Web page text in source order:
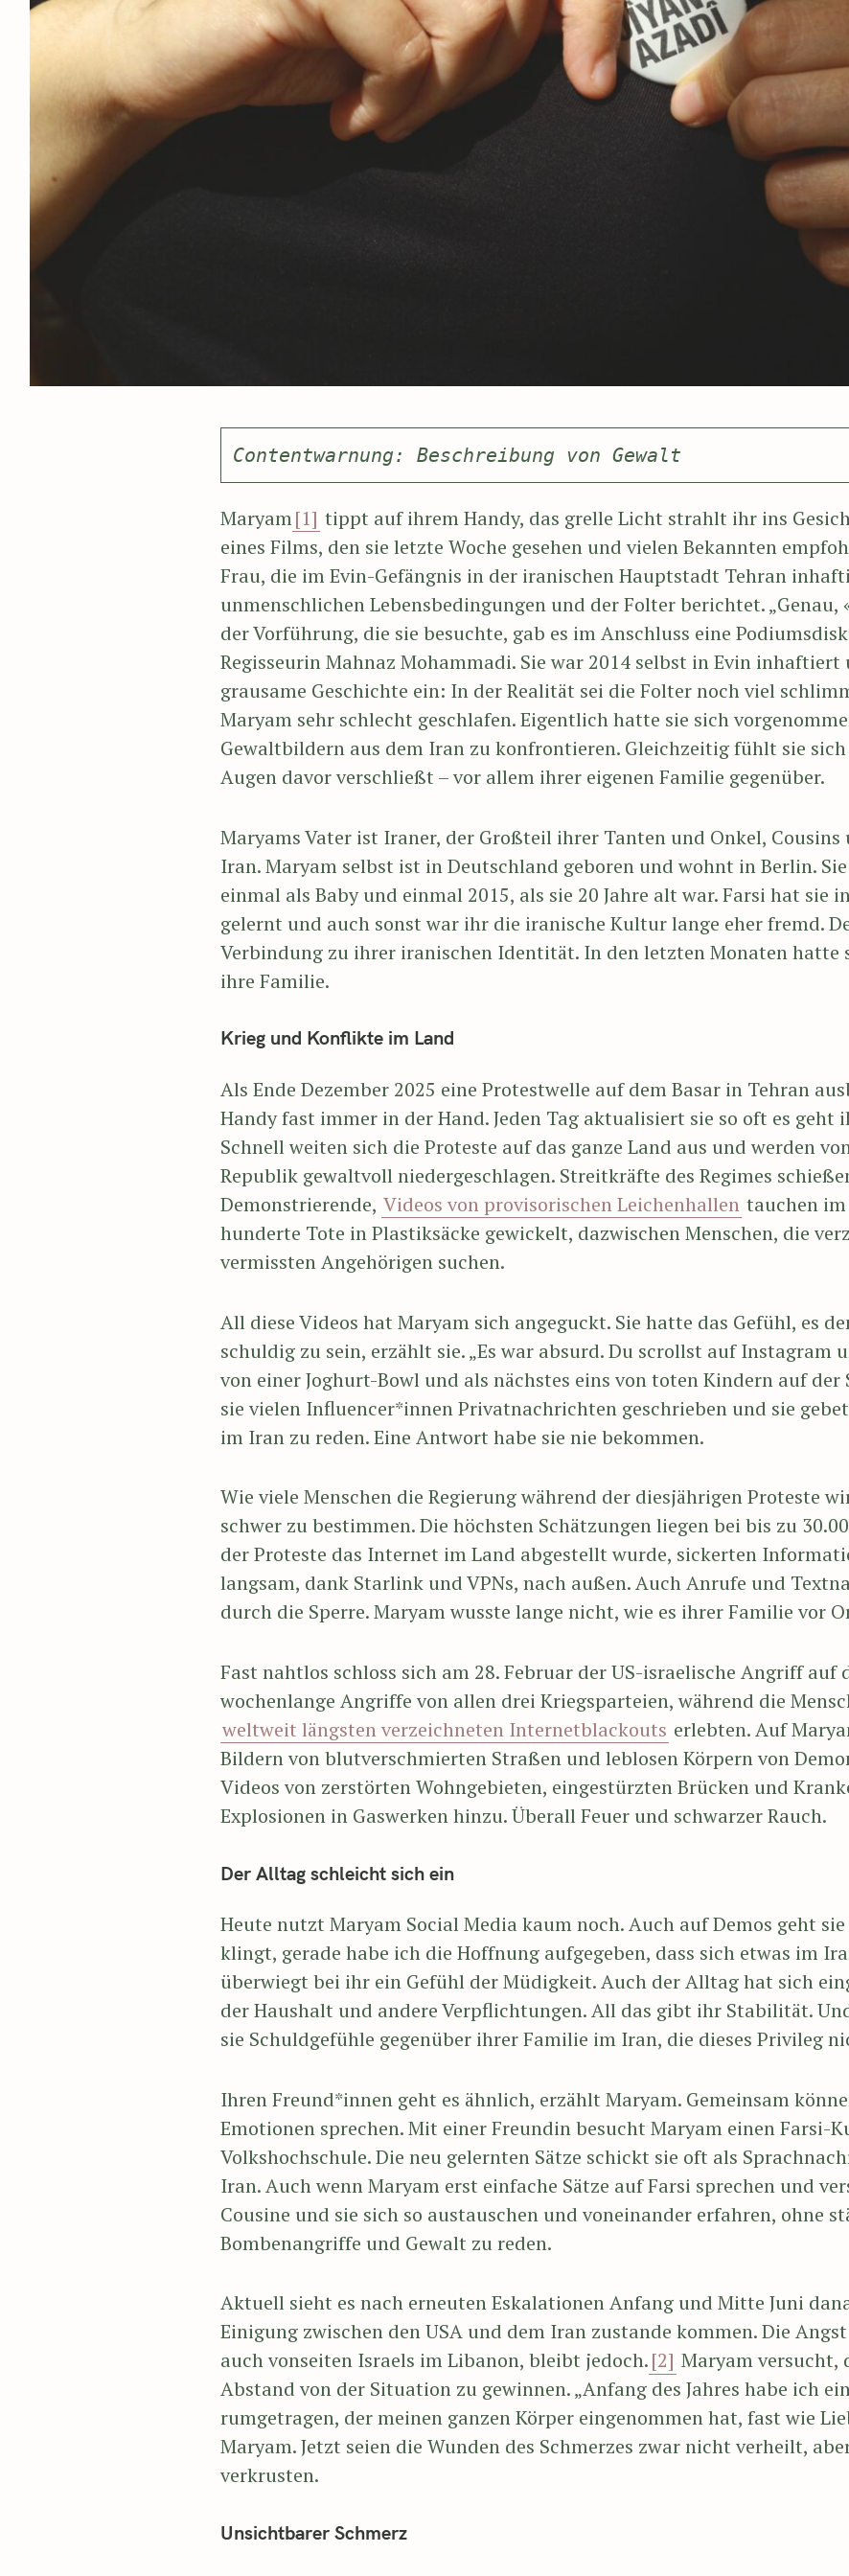
Contentwarnung: Beschreibung von Gewalt
Maryam[1] tippt auf ihrem Handy, das grelle Licht strahlt ihr ins
eines Films, den sie letzte Woche gesehen und vielen Bekannten
Frau, die im Evin-Gefängnis in der iranischen Hauptstadt Tehran
unmenschlichen Lebensbedingungen und der Folter berichtet. „Genau,
der Vorführung, die sie besuchte, gab es im Anschluss eine
Regisseurin Mahnaz Mohammadi. Sie war 2014 selbst in Evin inhaftiert
grausame Geschichte ein: In der Realität sei die Folter noch viel
Maryam sehr schlecht geschlafen. Eigentlich hatte sie sich
Gewaltbildern aus dem Iran zu konfrontieren. Gleichzeitig fühlt sie
Augen davor verschließt – vor allem ihrer eigenen Familie gegenüber.
Maryams Vater ist Iraner, der Großteil ihrer Tanten und Onkel,
Iran. Maryam selbst ist in Deutschland geboren und wohnt in Berlin.
einmal als Baby und einmal 2015, als sie 20 Jahre alt war. Farsi hat sie
gelernt und auch sonst war ihr die iranische Kultur lange eher fremd.
Verbindung zu ihrer iranischen Identität. In den letzten Monaten hatte
ihre Familie.
Krieg und Konflikte im Land
Als Ende Dezember 2025 eine Protestwelle auf dem Basar in Tehran
Handy fast immer in der Hand. Jeden Tag aktualisiert sie so oft es
Schnell weiten sich die Proteste auf das ganze Land aus und werden
Republik gewaltvoll niedergeschlagen. Streitkräfte des Regimes
Demonstrierende, Videos von provisorischen Leichenhallen tauchen im
hunderte Tote in Plastiksäcke gewickelt, dazwischen Menschen, die
vermissten Angehörigen suchen.
All diese Videos hat Maryam sich angeguckt. Sie hatte das Gefühl, es
schuldig zu sein, erzählt sie. „Es war absurd. Du scrollst auf Instagram
von einer Joghurt-Bowl und als nächstes eins von toten Kindern auf der
sie vielen Influencer*innen Privatnachrichten geschrieben und sie
im Iran zu reden. Eine Antwort habe sie nie bekommen.
Wie viele Menschen die Regierung während der diesjährigen Proteste
schwer zu bestimmen. Die höchsten Schätzungen liegen bei bis zu
der Proteste das Internet im Land abgestellt wurde, sickerten
langsam, dank Starlink und VPNs, nach außen. Auch Anrufe und
durch die Sperre. Maryam wusste lange nicht, wie es ihrer Familie vor
Fast nahtlos schloss sich am 28. Februar der US-israelische Angriff auf
wochenlange Angriffe von allen drei Kriegsparteien, während die
weltweit längsten verzeichneten Internetblackouts erlebten. Auf
Bildern von blutverschmierten Straßen und leblosen Körpern von
Videos von zerstörten Wohngebieten, eingestürzten Brücken und
Explosionen in Gaswerken hinzu. Überall Feuer und schwarzer Rauch.
Der Alltag schleicht sich ein
Heute nutzt Maryam Social Media kaum noch. Auch auf Demos geht
klingt, gerade habe ich die Hoffnung aufgegeben, dass sich etwas im
überwiegt bei ihr ein Gefühl der Müdigkeit. Auch der Alltag hat sich
der Haushalt und andere Verpflichtungen. All das gibt ihr Stabilität.
sie Schuldgefühle gegenüber ihrer Familie im Iran, die dieses Privileg
Ihren Freund*innen geht es ähnlich, erzählt Maryam. Gemeinsam
Emotionen sprechen. Mit einer Freundin besucht Maryam einen Farsi-
Volkshochschule. Die neu gelernten Sätze schickt sie oft als
Iran. Auch wenn Maryam erst einfache Sätze auf Farsi sprechen und
Cousine und sie sich so austauschen und voneinander erfahren, ohne
Bombenangriffe und Gewalt zu reden.
Aktuell sieht es nach erneuten Eskalationen Anfang und Mitte Juni
Einigung zwischen den USA und dem Iran zustande kommen. Die
auch vonseiten Israels im Libanon, bleibt jedoch.[2] Maryam versucht,
Abstand von der Situation zu gewinnen. „Anfang des Jahres habe ich
rumgetragen, der meinen ganzen Körper eingenommen hat, fast wie
Maryam. Jetzt seien die Wunden des Schmerzes zwar nicht verheilt,
verkrusten.
Unsichtbarer Schmerz
Press Esc to cancel.